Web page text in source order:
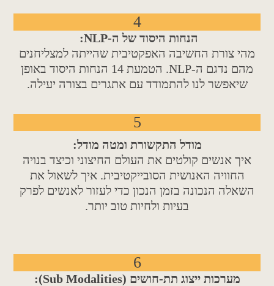
4
הנחות היסוד של ה-NLP:
מהי צורת החשיבה האפקטיבית שהייתה למצליחנים
מהם נדגם ה-NLP. הטמעת 14 הנחות היסוד באופן
שיאפשר לנו להתמודד עם אתגרים בצורה יעילה.
5
מודל התקשורת ומטה מודל:
איך אנשים קולטים את העולם החיצוני וכיצד בנויה
החוויה האנושית הסובייקטיבית. איך לשאול את
השאלה הנכונה בזמן הנכון כדי לעזור לאנשים לפרק
בעיות ולחיות טוב יותר.
6
מערכות ייצוג תת-חושים (Sub Modalities):